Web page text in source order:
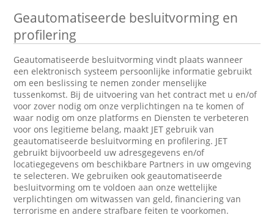
Geautomatiseerde besluitvorming en
profilering
Geautomatiseerde besluitvorming vindt plaats wanneer
een elektronisch systeem persoonlijke informatie gebruikt
om een beslissing te nemen zonder menselijke
tussenkomst. Bij de uitvoering van het contract met u en/of
voor zover nodig om onze verplichtingen na te komen of
waar nodig om onze platforms en Diensten te verbeteren
voor ons legitieme belang, maakt JET gebruik van
geautomatiseerde besluitvorming en profilering. JET
gebruikt bijvoorbeeld uw adresgegevens en/of
locatiegegevens om beschikbare Partners in uw omgeving
te selecteren. We gebruiken ook geautomatiseerde
besluitvorming om te voldoen aan onze wettelijke
verplichtingen om witwassen van geld, financiering van
terrorisme en andere strafbare feiten te voorkomen.